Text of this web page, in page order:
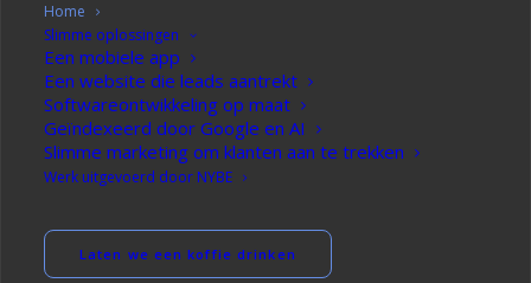
Home
Slimme oplossingen
Een mobiele app
Een website die leads aantrekt
Softwareontwikkeling op maat
Geïndexeerd door Google en AI
Slimme marketing om klanten aan te trekken
Werk uitgevoerd door NYBE
Laten we een koffie drinken
NYBE:expertsin
maatwerksoftware
slimmemarketing
Vervang eindeloze Excel-spreadsheets, handmatig
papierwerk en inefficiënte tools door een systeem